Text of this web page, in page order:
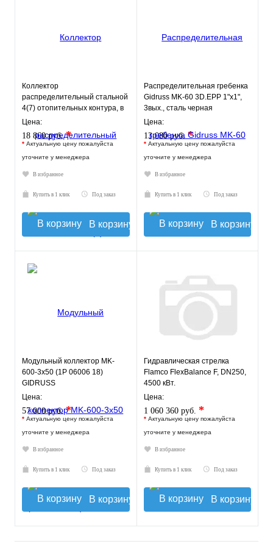
Коллектор
распределительный стальной
4(7) отопительных контура, в
теплоизоляции, TIM
Цена:
18 860 руб.*
* Актуальную цену пожалуйста
уточните у менеджера
В избранное
Купить в 1 клик Под заказ
В корзину
Распределительная гребенка
Gidruss MK-60 3D.EPP 1"х1",
3вых., сталь черная
Цена:
13 080 руб. *
* Актуальную цену пожалуйста
уточните у менеджера
В избранное
Купить в 1 клик Под заказ
В корзину
Модульный коллектор MK-
600-3x50 (1P 06006 18)
GIDRUSS
Цена:
57 000 руб.*
* Актуальную цену пожалуйста
уточните у менеджера
В избранное
Купить в 1 клик Под заказ
В корзину
Гидравлическая стрелка
Flamco FlexBalance F, DN250,
4500 кВт.
Цена:
1 060 360 руб. *
* Актуальную цену пожалуйста
уточните у менеджера
В избранное
Купить в 1 клик Под заказ
В корзину